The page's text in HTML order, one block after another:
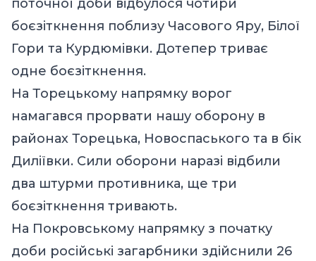
поточної доби відбулося чотири
боєзіткнення поблизу Часового Яру, Білої
Гори та Курдюмівки. Дотепер триває
одне боєзіткнення.
На Торецькому напрямку ворог
намагався прорвати нашу оборону в
районах Торецька, Новоспаського та в бік
Диліївки. Сили оборони наразі відбили
два штурми противника, ще три
боєзіткнення тривають.
На Покровському напрямку з початку
доби російські загарбники здійснили 26